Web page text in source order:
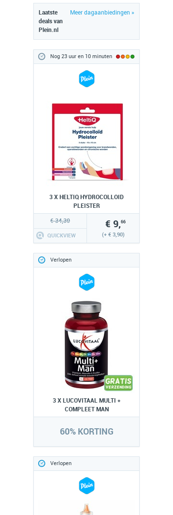
Meer dagaanbiedingen »
Laatste
deals van
Plein.nl
Nog 23 uur en 10 minuten
3 X HELTIQ HYDROCOLLOID
PLEISTER
€ 34,30
QUICKVIEW
€ 9,66
(+ € 3,90)
Verlopen
3 X LUCOVITAAL MULTI +
COMPLEET MAN
60% KORTING
Verlopen